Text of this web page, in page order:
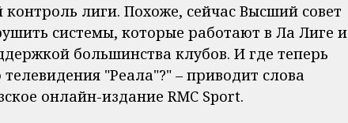
лиги. Похоже, сейчас Высший совет
системы, которые работают в Ла Лиге и
большинства клубов. И где теперь
телевидения "Реала"?" – приводит слова
онлайн-издание RMC Sport.